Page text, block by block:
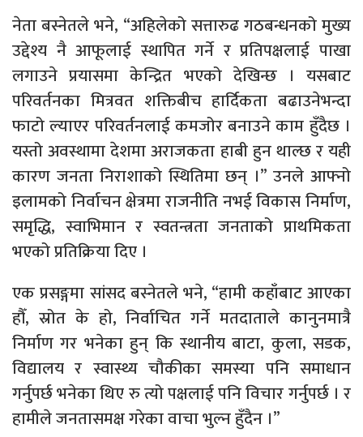
नेता बस्नेतले भने, “अहिलेको सत्तारुढ गठबन्धनको मुख्य
उद्देश्य नै आफूलाई स्थापित गर्ने र प्रतिपक्षलाई पाखा
लगाउने प्रयासमा केन्द्रित भएको देखिन्छ । यसबाट
परिवर्तनका मित्रवत शक्तिबीच हार्दिकता बढाउनेभन्दा
फाटो ल्याएर परिवर्तनलाई कमजोर बनाउने काम हुँदैछ ।
यस्तो अवस्थामा देशमा अराजकता हाबी हुन थाल्छ र यही
कारण जनता निराशाको स्थितिमा छन् ।” उनले आफ्नो
इलामको निर्वाचन क्षेत्रमा राजनीति नभई विकास निर्माण,
समृद्धि, स्वाभिमान र स्वतन्त्रता जनताको प्राथमिकता
भएको प्रतिक्रिया दिए ।
एक प्रसङ्गमा सांसद बस्नेतले भने, “हामी कहाँबाट आएका
हौँ, स्रोत के हो, निर्वाचित गर्ने मतदाताले कानुनमात्रै
निर्माण गर भनेका हुन् कि स्थानीय बाटा, कुला, सडक,
विद्यालय र स्वास्थ्य चौकीका समस्या पनि समाधान
गर्नुपर्छ भनेका थिए रु त्यो पक्षलाई पनि विचार गर्नुपर्छ । र
हामीले जनतासमक्ष गरेका वाचा भुल्न हुँदैन ।”